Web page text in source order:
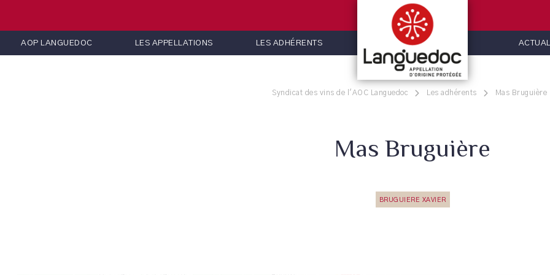
AOP LANGUEDOC LES APPELLATIONS LES ADHÉRENTS
Syndicat des vins de l'AOC Languedoc Les adhérents Mas Bruguière
Mas Bruguière
BRUGUIERE XAVIER